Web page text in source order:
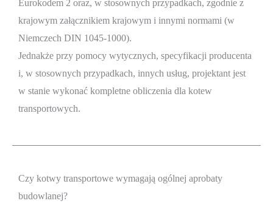
Eurokodem 2 oraz, w stosownych przypadkach, zgodnie z
krajowym załącznikiem krajowym i innymi normami (w
Niemczech DIN 1045-1000).
Jednakże przy pomocy wytycznych, specyfikacji producenta
i, w stosownych przypadkach, innych usług, projektant jest
w stanie wykonać kompletne obliczenia dla kotew
transportowych.
Czy kotwy transportowe wymagają ogólnej aprobaty
budowlanej?